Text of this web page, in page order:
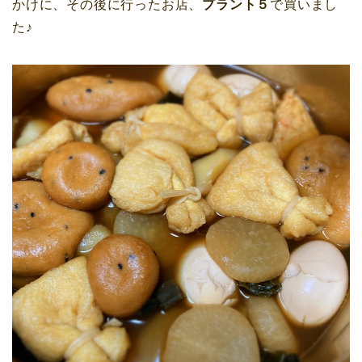
かけに、その後に行ったお店、 プラント５ で買いまし
た♪